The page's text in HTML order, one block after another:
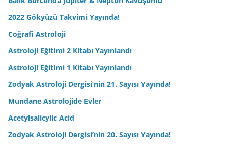
2022 Gökyüzü Takvimi Yayında!
Coğrafi Astroloji
Astroloji Eğitimi 2 Kitabı Yayınlandı
Astroloji Eğitimi 1 Kitabı Yayınlandı
Zodyak Astroloji Dergisi’nin 21. Sayısı Yayında!
Mundane Astrolojide Evler
Acetylsalicylic Acid
Zodyak Astroloji Dergisi’nin 20. Sayısı Yayında!